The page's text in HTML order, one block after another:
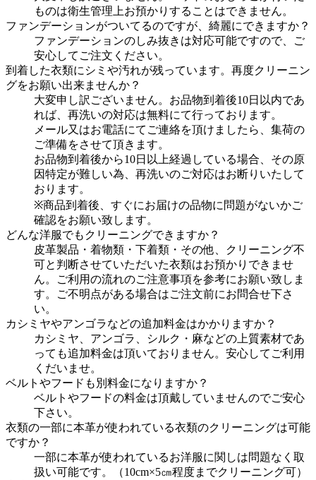
ものは衛生管理上お預かりすることはできません。
ファンデーションがついてるのですが、綺麗にできますか？
ファンデーションのしみ抜きは対応可能ですので、ご
安心してご注文ください。
到着した衣類にシミや汚れが残っています。再度クリーニン
グをお願い出来ませんか？
大変申し訳ございません。お品物到着後10日以内であ
れば、再洗いの対応は無料にて行っております。
メール又はお電話にてご連絡を頂けましたら、集荷の
ご準備をさせて頂きます。
お品物到着後から10日以上経過している場合、その原
因特定が難しい為、再洗いのご対応はお断りいたして
おります。
※商品到着後、すぐにお届けの品物に問題がないかご
確認をお願い致します。
どんな洋服でもクリーニングできますか？
皮革製品・着物類・下着類・その他、クリーニング不
可と判断させていただいた衣類はお預かりできませ
ん。ご利用の流れのご注意事項を参考にお願い致しま
す。ご不明点がある場合はご注文前にお問合せ下さ
い。
カシミヤやアンゴラなどの追加料金はかかりますか？
カシミヤ、アンゴラ、シルク・麻などの上質素材であ
っても追加料金は頂いておりません。安心してご利用
くだいませ。
ベルトやフードも別料金になりますか？
ベルトやフードの料金は頂戴していませんのでご安心
下さい。
衣類の一部に本革が使われている衣類のクリーニングは可能
ですか？
一部に本革が使われているお洋服に関しは問題なく取
扱い可能です。（10cm×5㎝程度までクリーニング可）